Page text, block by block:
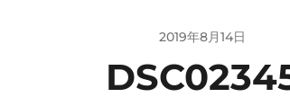
2019年8月14日